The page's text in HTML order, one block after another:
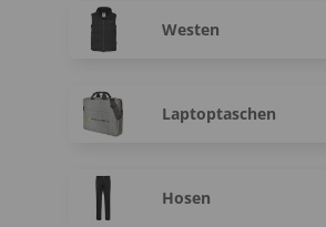
Westen
Laptoptaschen
Hosen